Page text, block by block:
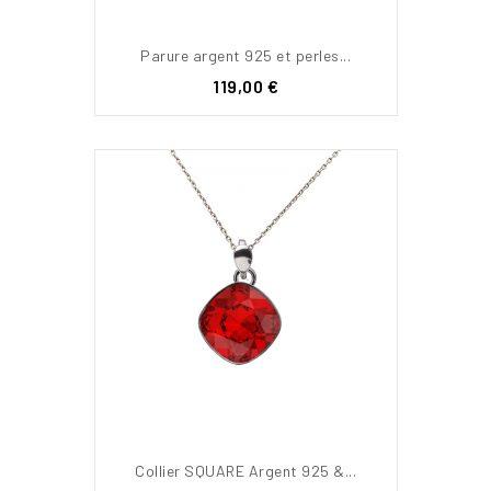
Parure argent 925 et perles...
Prix
119,00 €
Collier SQUARE Argent 925 &...